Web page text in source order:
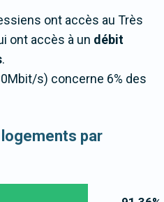
ont accès au Très
ont accès à un débit
.
s) concerne 6% des
par